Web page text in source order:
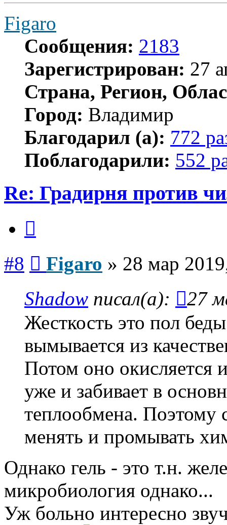
Figaro
Сообщения: 2183
Зарегистрирован: 27
Страна, Регион,
Город: Владимир
Благодарил (а): 772
Поблагодарили: 552
Re: Градирня против
#8 Figaro » 28 мар
Shadow писал(а):
27
Жесткость это пол
вымывается из
Потом оно окисляется
уже и забивает в
теплообмена. Поэтому
менять и промывать
Однако гель - это т.н.
микробиология однако...
Уж больно интересно